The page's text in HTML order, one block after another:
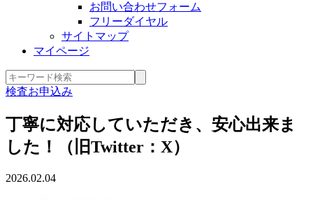
お問い合わせフォーム
フリーダイヤル
サイトマップ
マイページ
検査お申込み
丁寧に対応していただき、安心出来ま
した！（旧Twitter：X）
2026.02.04